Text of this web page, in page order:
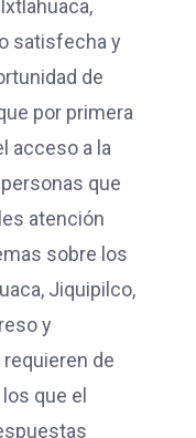
satisfecha y
de
por primera
acceso a la
que
atención
sobre los
Jiquipilco,
y
de
que el